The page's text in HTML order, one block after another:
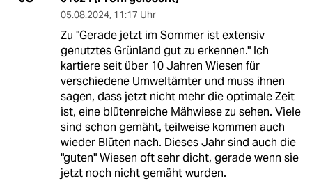
05.08.2024, 11:17 Uhr
Zu "Gerade jetzt im Sommer ist extensiv
genutztes Grünland gut zu erkennen." Ich
kartiere seit über 10 Jahren Wiesen für
verschiedene Umweltämter und muss ihnen
sagen, dass jetzt nicht mehr die optimale Zeit
ist, eine blütenreiche Mähwiese zu sehen. Viele
sind schon gemäht, teilweise kommen auch
wieder Blüten nach. Dieses Jahr sind auch die
"guten" Wiesen oft sehr dicht, gerade wenn sie
jetzt noch nicht gemäht wurden.